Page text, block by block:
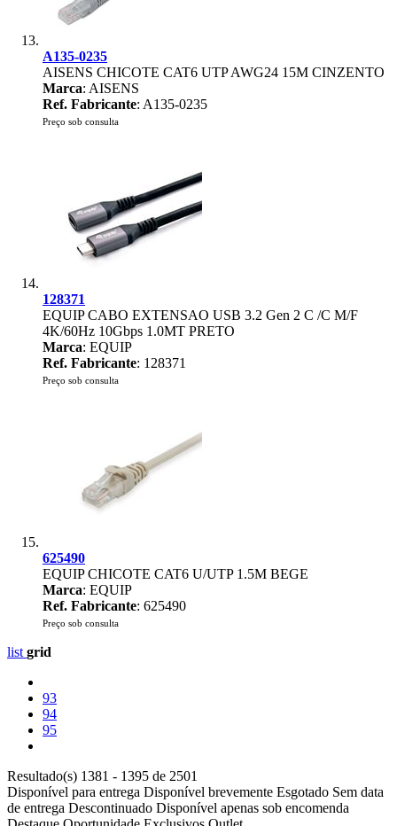
A135-0235
AISENS CHICOTE CAT6 UTP AWG24 15M CINZENTO
Marca: AISENS
Ref. Fabricante: A135-0235
Preço sob consulta
128371
EQUIP CABO EXTENSAO USB 3.2 Gen 2 C /C M/F
4K/60Hz 10Gbps 1.0MT PRETO
Marca: EQUIP
Ref. Fabricante: 128371
Preço sob consulta
625490
EQUIP CHICOTE CAT6 U/UTP 1.5M BEGE
Marca: EQUIP
Ref. Fabricante: 625490
Preço sob consulta
list grid
93
94
95
Resultado(s) 1381 - 1395 de 2501
Disponível para entrega Disponível brevemente Esgotado Sem data
de entrega Descontinuado Disponível apenas sob encomenda